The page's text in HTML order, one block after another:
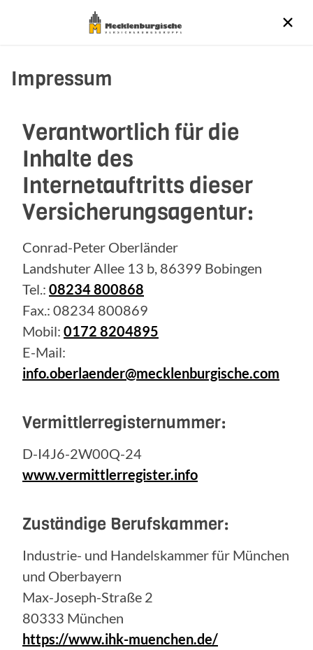
Impressum
Verantwortlich für die
Inhalte des
Internetauftritts dieser
Versicherungsagentur:
Conrad-Peter Oberländer
Landshuter Allee 13 b, 86399 Bobingen
Tel.: 08234 800868
Fax.: 08234 800869
Mobil: 0172 8204895
E-Mail:
info.oberlaender@mecklenburgische.com
Vermittlerregisternummer:
D-I4J6-2W00Q-24
www.vermittlerregister.info
Zuständige Berufskammer:
Industrie- und Handelskammer für München
und Oberbayern
Max-Joseph-Straße 2
80333 München
https://www.ihk-muenchen.de/